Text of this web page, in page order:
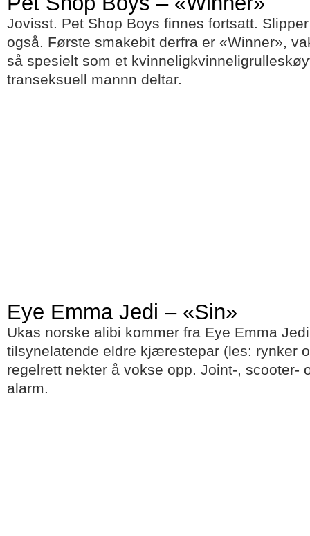
Jovisst. Pet Shop Boys finnes fortsatt.
også. Første smakebit derfra er «Winner»,
så spesielt som et
transeksuell mannn deltar.
Eye Emma Jedi – «Sin»
Ukas norske alibi kommer fra Eye Emma
tilsynelatende eldre kjærestepar (les: rynker
regelrett nekter å vokse opp. Joint-, scooter-
alarm.